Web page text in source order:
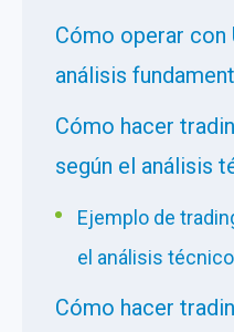
Cómo operar con
análisis
Cómo hacer
según el análisis
Ejemplo de
el análisis técnico
Cómo hacer